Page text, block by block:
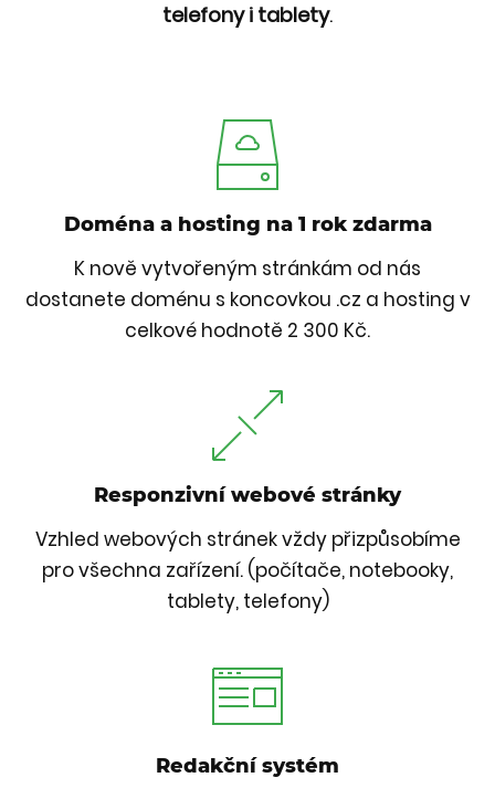
telefony i tablety.
Doména a hosting na 1 rok zdarma
K nově vytvořeným stránkám od nás
dostanete doménu s koncovkou .cz a hosting v
celkové hodnotě 2 300 Kč.
Responzivní webové stránky
Vzhled webových stránek vždy přizpůsobíme
pro všechna zařízení. (počítače, notebooky,
tablety, telefony)
Redakční systém